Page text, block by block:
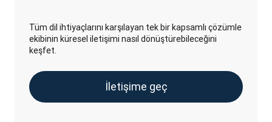
Tüm dil ihtiyaçlarını karşılayan tek bir kapsamlı çözümle
ekibinin küresel iletişimi nasıl dönüştürebileceğini
keşfet.
İletişime geç